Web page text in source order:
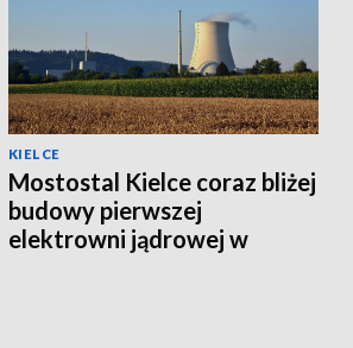
KIELCE
Mostostal Kielce coraz bliżej
budowy pierwszej
elektrowni jądrowej w